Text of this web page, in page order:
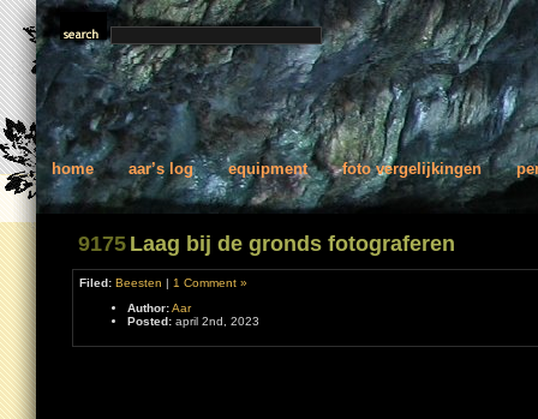
home aar’s log equipment foto vergelijkingen
9175 Laag bij de gronds fotograferen
Filed: Beesten | 1 Comment »
Author:Aar
Posted: april 2nd, 2023